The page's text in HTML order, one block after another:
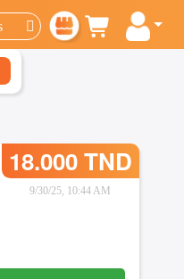
18.000 TND
9/30/25, 10:44 AM